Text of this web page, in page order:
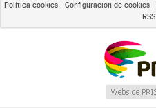
Política cookies
Configuración de cookies
RSS